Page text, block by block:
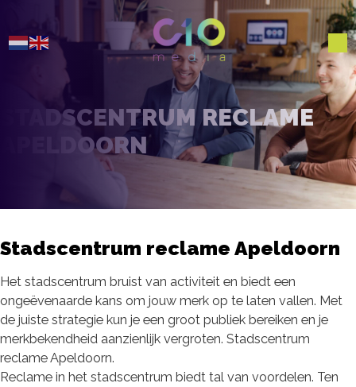
STADSCENTRUM RECLAME
APELDOORN
Stadscentrum reclame Apeldoorn
Het stadscentrum bruist van activiteit en biedt een
ongeëvenaarde kans om jouw merk op te laten vallen. Met
de juiste strategie kun je een groot publiek bereiken en je
merkbekendheid aanzienlijk vergroten. Stadscentrum
reclame Apeldoorn.
Reclame in het stadscentrum biedt tal van voordelen. Ten